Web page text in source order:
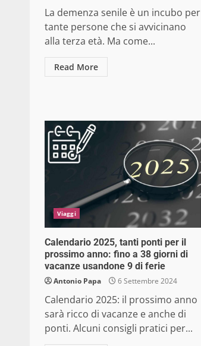
La demenza senile è un incubo per
tante persone che si avvicinano
alla terza età. Ma come...
Read More
Viaggi
Calendario 2025, tanti ponti per il
prossimo anno: fino a 38 giorni di
vacanze usandone 9 di ferie
Antonio Papa 6 Settembre 2024
Calendario 2025: il prossimo anno
sarà ricco di vacanze e anche di
ponti. Alcuni consigli pratici per...